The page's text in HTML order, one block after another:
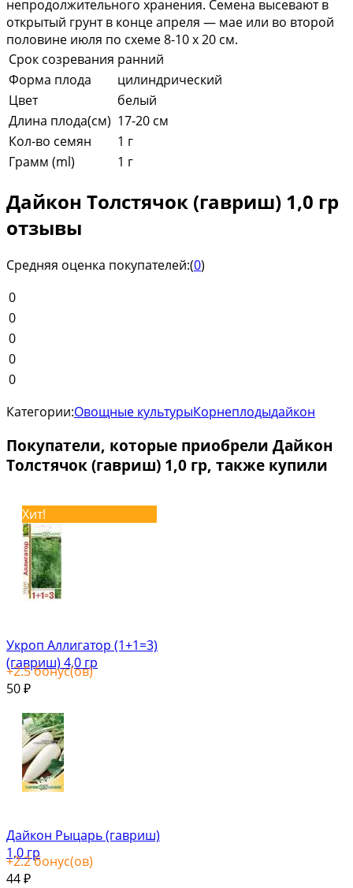
непродолжительного хранения. Семена высевают в
открытый грунт в конце апреля — мае или во второй
половине июля по схеме 8-10 х 20 см.
Срок созревания ранний
Форма плода
цилиндрический
Цвет
белый
Длина плода(см) 17-20 см
Кол-во семян
1 г
Грамм (ml)
1 г
Дайкон Толстячок (гавриш) 1,0 гр
отзывы
Средняя оценка покупателей:(0)
0
0
0
0
0
Категории:Овощные культурыКорнеплодыдайкон
Покупатели, которые приобрели Дайкон
Толстячок (гавриш) 1,0 гр, также купили
Хит!
Укроп Аллигатор (1+1=3)
(гавриш) 4,0 гр
+2.5бонус(ов)
50 ₽
Дайкон Рыцарь (гавриш)
1,0 гр
+2.2бонус(ов)
44 ₽